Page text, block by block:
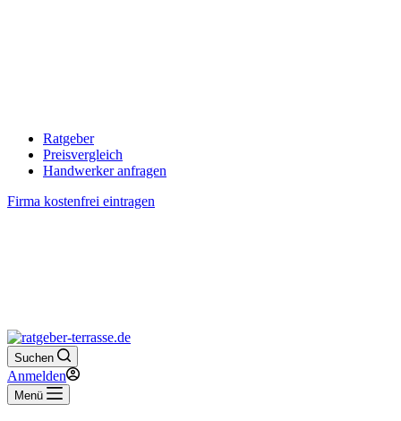
Ratgeber
Preisvergleich
Handwerker anfragen
Firma kostenfrei eintragen
Suchen
Anmelden
Menü